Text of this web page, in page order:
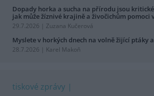
Dopady horka a sucha na přírodu jsou
jak může žíznivé krajině a živočichům pomoci
29.7.2026 | Zuzana Kučerová
Myslete v horkých dnech na volně žijící ptáky
28.7.2026 | Karel Makoň
tiskové zprávy